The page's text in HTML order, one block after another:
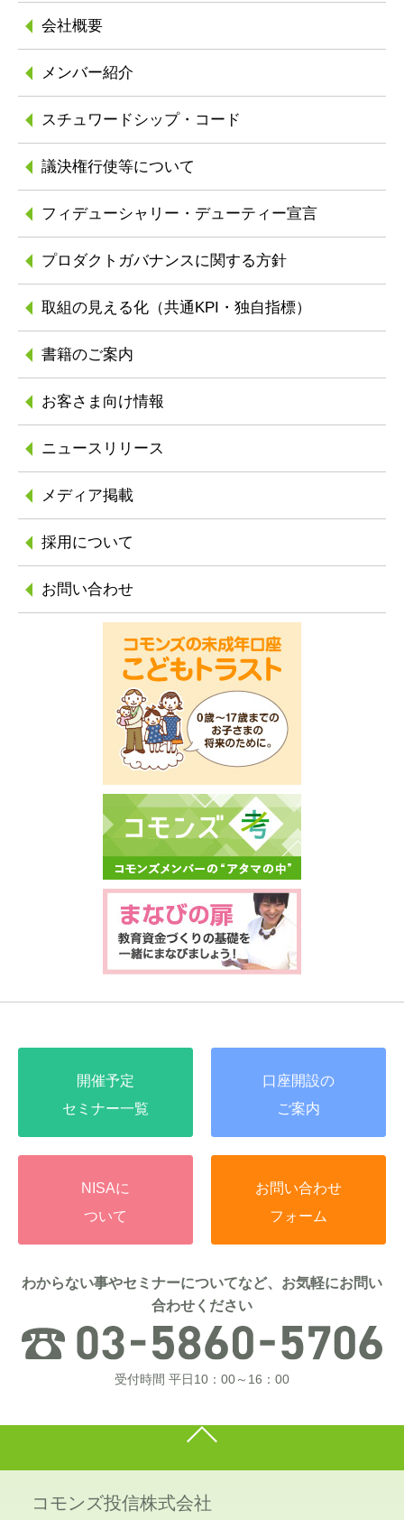
会社概要
メンバー紹介
スチュワードシップ・コード
議決権行使等について
フィデューシャリー ・デューティー宣言
プロダクトガバナンスに関する方針
取組の見える化 （共通KPI・独自指標）
書籍のご案内
お客さま向け情報
ニュースリリース
メディア掲載
採用について
お問い合わせ
開催予定
セミナー一覧
口座開設の
ご案内
NISAに
ついて
お問い合わせ
フォーム
わからない事やセミナーについてなど、お気軽にお問い
合わせください
受付時間 平日10：00～16：00
コモンズ投信株式会社